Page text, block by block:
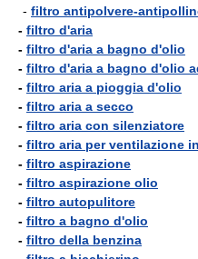
- filtro antipolvere-
- filtro d'aria
- filtro d'aria a bagno d'olio
- filtro d'aria a bagno d'olio
- filtro aria a pioggia d'olio
- filtro aria a secco
- filtro aria con silenziatore
- filtro aria per ventilazione
- filtro aspirazione
- filtro aspirazione olio
- filtro autopulitore
- filtro a bagno d'olio
- filtro della benzina